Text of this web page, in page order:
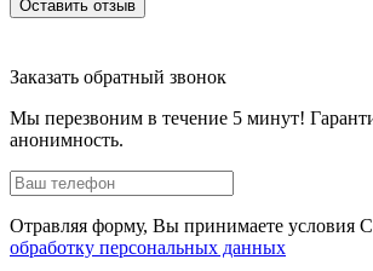
Оставить отзыв
Заказать обратный звонок
Мы перезвоним в течение 5 минут!
анонимность.
Отравляя форму, Вы принимаете условия
обработку персональных данных